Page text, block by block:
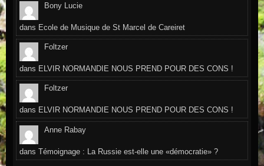
Bony Lucie
dans Ecole de Musique de St Marcel de Careiret
Foltzer
dans ELVIR NORMANDIE NOUS PREND POUR DES CONS !
Foltzer
dans ELVIR NORMANDIE NOUS PREND POUR DES CONS !
Anne Rabay
dansTémoignage : La Russie est-elle une «démocratie» ?